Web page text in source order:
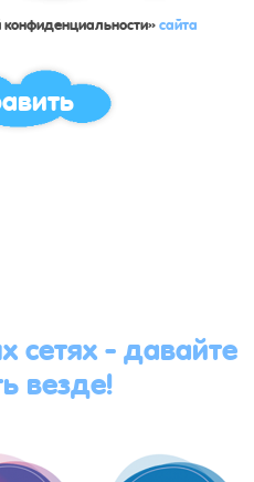
сайта
- давайте
везде!